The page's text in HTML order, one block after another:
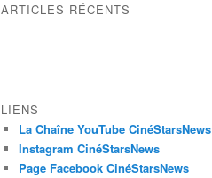
ARTICLES RÉCENTS
LIENS
La Chaîne YouTube CinéStarsNews
Instagram CinéStarsNews
Page Facebook CinéStarsNews